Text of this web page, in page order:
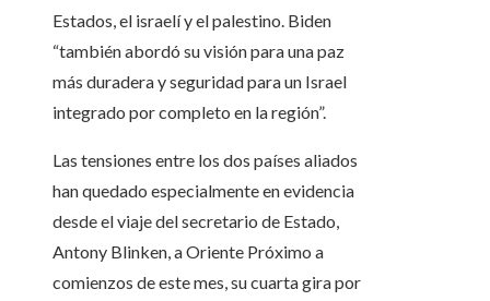
Estados, el israelí y el palestino. Biden
“también abordó su visión para una paz
más duradera y seguridad para un Israel
integrado por completo en la región”.
Las tensiones entre los dos países aliados
han quedado especialmente en evidencia
desde el viaje del secretario de Estado,
Antony Blinken, a Oriente Próximo a
comienzos de este mes, su cuarta gira por